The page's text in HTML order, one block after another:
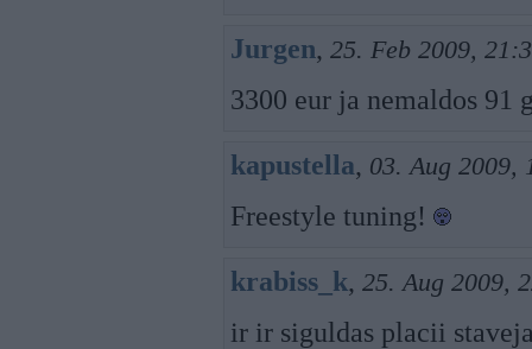
Jurgen, 25. Feb 2009,
3300 eur ja nemaldos 91
kapustella, 03. Aug 2009,
Freestyle tuning!
krabiss_k, 25. Aug 2009,
ir ir siguldas placii